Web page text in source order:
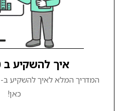
איך להשקיע ב S&P 500
כאן!